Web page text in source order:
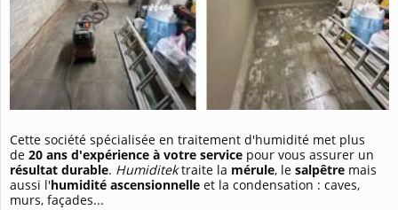
Cette société spécialisée en traitement d'humidité met plus
de 20 ans d'expérience à votre service pour vous assurer un
résultat durable. Humiditektraite la mérule, le salpêtre mais
aussi l'humidité ascensionnelle et la condensation : caves,
murs, façades...